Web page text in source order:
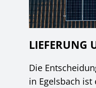
LIEFERUNG
Die
in Egelsbach